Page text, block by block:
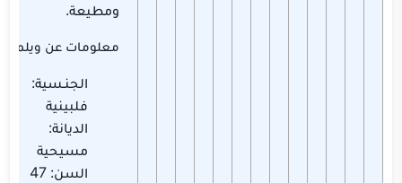
ومطيعة.
معلومات عن ويلما
الجنـسية:
فلبينية
الديانة:
مسيحية
السن: 47